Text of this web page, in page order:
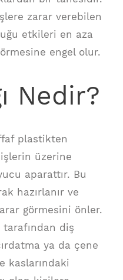
zarar verebilen
etkileri en aza
engel olur.
Nedir?
plastikten
üzerine
aparattır. Bu
hazırlanır ve
görmesini önler.
tarafından diş
ya da çene
kaslarındaki